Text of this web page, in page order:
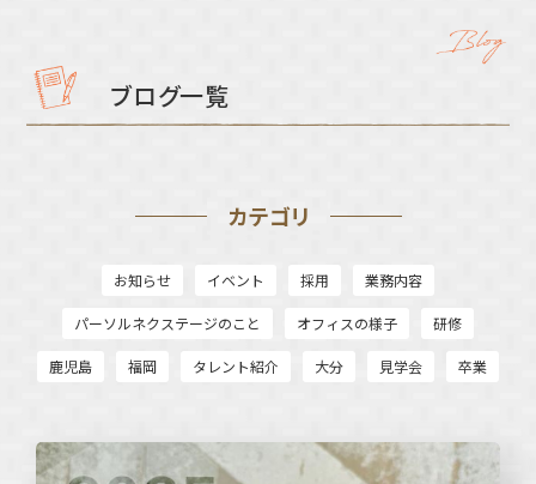
松山オフィス
広島オフィス
ブログ一覧
カテゴリ
お知らせ イベント 採用 業務内容
パーソルネクステージのこと オフィスの様子 研修
鹿児島 福岡 タレント紹介 大分 見学会 卒業